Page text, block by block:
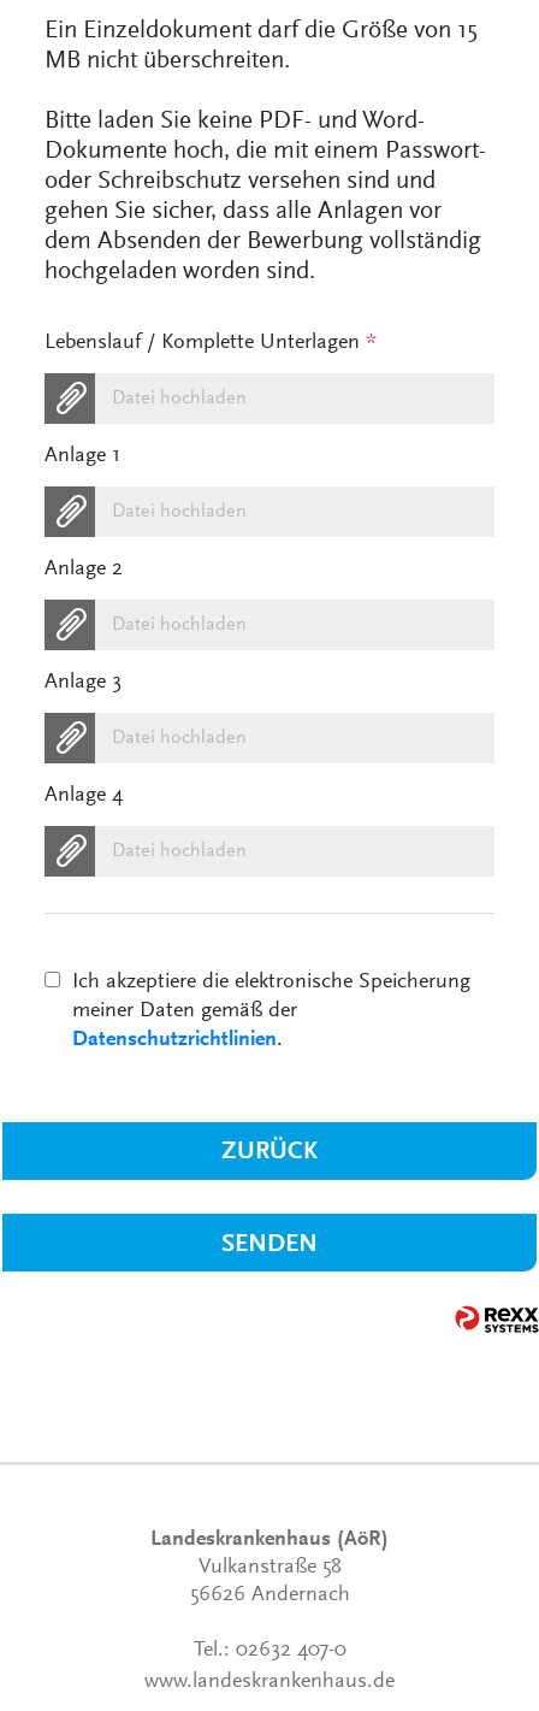
Ein Einzeldokument darf die Größe von 15
MB nicht überschreiten.
Bitte laden Sie keine PDF- und Word-
Dokumente hoch, die mit einem Passwort-
oder Schreibschutz versehen sind und
gehen Sie sicher, dass alle Anlagen vor
dem Absenden der Bewerbung vollständig
hochgeladen worden sind.
Lebenslauf / Komplette Unterlagen*
Datei hochladen
Anlage 1
Datei hochladen
Anlage 2
Datei hochladen
Anlage 3
Datei hochladen
Anlage 4
Datei hochladen
Ich akzeptiere die elektronische Speicherung
meiner Daten gemäß der
Datenschutzrichtlinien.
ZURÜCK
SENDEN
Landeskrankenhaus (AöR)
Vulkanstraße 58
56626 Andernach
Tel.: 02632 407-0
www.landeskrankenhaus.de